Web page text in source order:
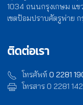
1034 ถนนกรุงเกษม แ
เขตป้อมปราบศัตรูพ่าย
ติดต่อเรา
โทรศัพท์ 0 2281
โทรสาร 0 2281